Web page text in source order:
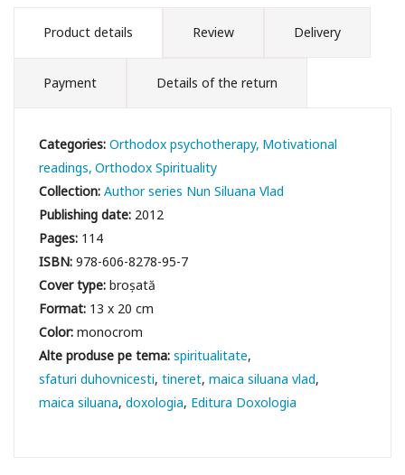
Product details Review Delivery
Payment Details of the return
Categories:Orthodox psychotherapy Motivational
readings Orthodox Spirituality
Collection:Author series Nun Siluana Vlad
Publishing date: 2012
Pages: 114
ISBN:978-606-8278-95-7
Cover type:broșată
Format: 13 x 20 cm
Color:monocrom
spiritualitate
sfaturi duhovnicesti tineret maica siluana vlad
maica siluana doxologia Editura Doxologia